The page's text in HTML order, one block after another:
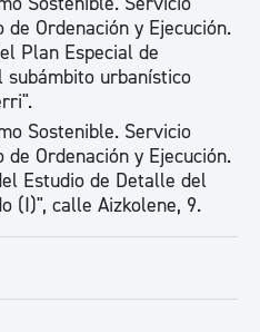
Ordenación y Ejecución.
Plan Especial de
subámbito urbanístico
Sostenible. Servicio
Ordenación y Ejecución.
Estudio de Detalle del
(I)", calle Aizkolene, 9.